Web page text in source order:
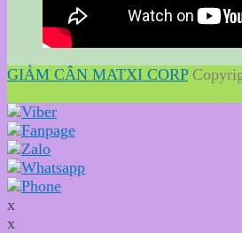
GIẢM CÂN MATXI CORP
x
x